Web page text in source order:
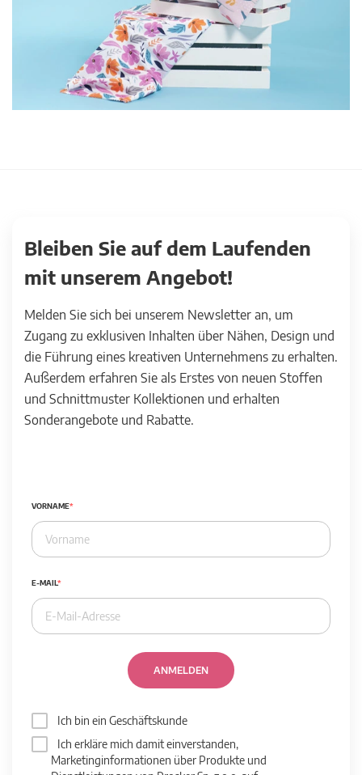
Bleiben Sie auf dem Laufenden
mit unserem Angebot!
Melden Sie sich bei unserem Newsletter an, um
Zugang zu exklusiven Inhalten über Nähen, Design und
die Führung eines kreativen Unternehmens zu erhalten.
Außerdem erfahren Sie als Erstes von neuen Stoffen
und Schnittmuster Kollektionen und erhalten
Sonderangebote und Rabatte.
VORNAME
E-MAIL
ANMELDEN
Ich bin ein Geschäftskunde
Ich erkläre mich damit einverstanden,
Marketinginformationen über Produkte und